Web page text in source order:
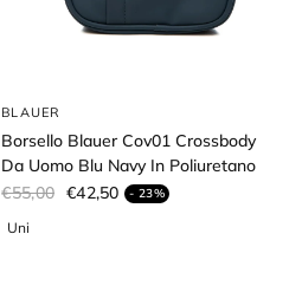
BLAUER
Borsello Blauer Cov01 Crossbody
Da Uomo Blu Navy In Poliuretano
€55,00 €42,50 - 23%